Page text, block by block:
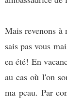
Mais revenons
sais pas vous
en été! En
au cas où l'on
ma peau. Par